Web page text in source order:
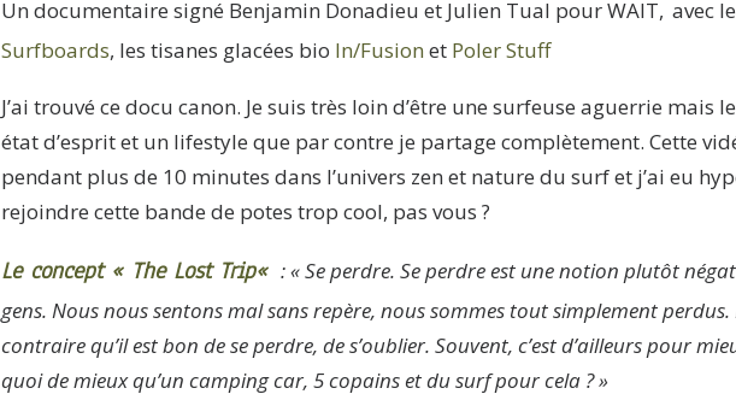
Un documentaire signé Benjamin Donadieu et Julien Tual pour WAIT, avec
Surfboards, les tisanes glacées bio In/Fusion et Poler Stuff
J’ai trouvé ce docu canon. Je suis très loin d’être une surfeuse aguerrie mais
état d’esprit et un lifestyle que par contre je partage complètement. Cette
pendant plus de 10 minutes dans l’univers zen et nature du surf et j’ai eu
rejoindre cette bande de potes trop cool, pas vous ?
Le concept « The Lost Trip« : « Se perdre. Se perdre est une notion plutôt
gens. Nous nous sentons mal sans repère, nous sommes tout simplement perdus.
contraire qu’il est bon de se perdre, de s’oublier. Souvent, c’est d’ailleurs pour
quoi de mieux qu’un camping car, 5 copains et du surf pour cela ? »